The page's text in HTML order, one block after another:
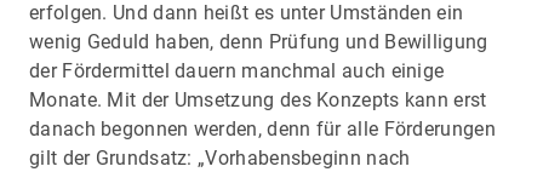
erfolgen. Und dann heißt es unter Umständen ein
wenig Geduld haben, denn Prüfung und Bewilligung
der Fördermittel dauern manchmal auch einige
Monate. Mit der Umsetzung des Konzepts kann erst
danach begonnen werden, denn für alle Förderungen
gilt der Grundsatz: „Vorhabensbeginn nach